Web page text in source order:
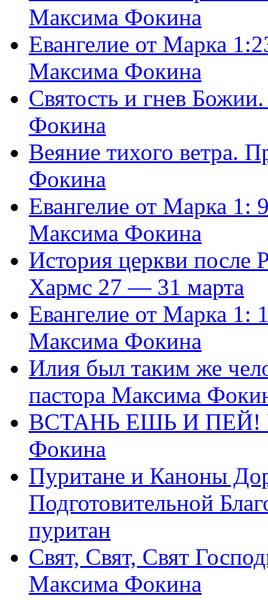
Максима Фокина
Евангелие от Марка
Максима Фокина
Святость и гнев
Фокина
Веяние тихого ветра.
Фокина
Евангелие от Марка 1:
Максима Фокина
История церкви
Хармс 27 — 31 марта
Евангелие от Марка 1:
Максима Фокина
Илия был таким же
пастора Максима
ВСТАНЬ ЕШЬ И ПЕЙ!
Фокина
Пуритане и Каноны
Подготовительной
пуритан
Свят, Свят, Свят
Максима Фокина